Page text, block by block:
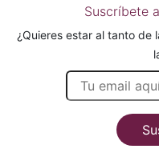
Suscríbete
¿Quieres estar al tanto de